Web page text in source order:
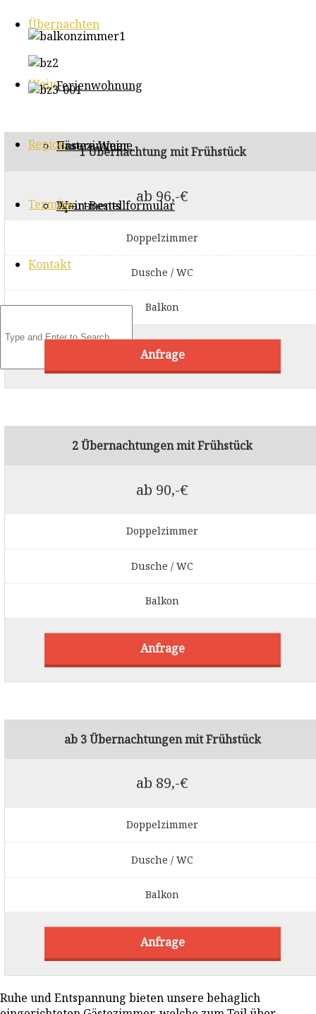
Übernachten
Ferienwohnung
Gästezimmer
Apartments
Wein
Unsere Weine
Wein-Bestellformular
Region
Termine
Kontakt
1 Übernachtung mit Frühstück
ab 96,-€
Doppelzimmer
Dusche / WC
Balkon
Anfrage
2 Übernachtungen mit Frühstück
ab 90,-€
Doppelzimmer
Dusche / WC
Balkon
Anfrage
ab 3 Übernachtungen mit Frühstück
ab 89,-€
Doppelzimmer
Dusche / WC
Balkon
Anfrage
Ruhe und Entspannung bieten unsere behaglich